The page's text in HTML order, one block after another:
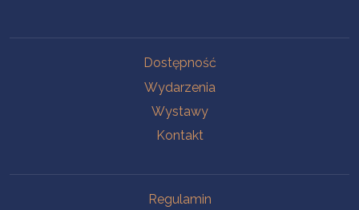
Dostępność
Wydarzenia
Wystawy
Kontakt
Regulamin